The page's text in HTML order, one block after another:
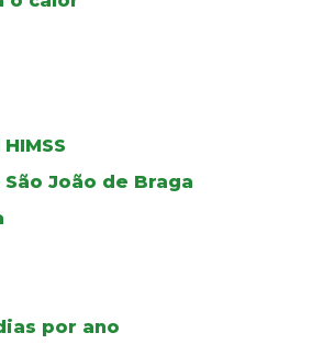
João de Braga
por ano